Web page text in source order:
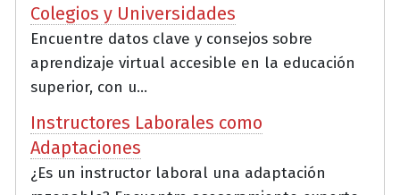
Colegios y Universidades
Encuentre datos clave y consejos sobre
aprendizaje virtual accesible en la educación
superior, con u...
Instructores Laborales como
Adaptaciones
¿Es un instructor laboral una adaptación